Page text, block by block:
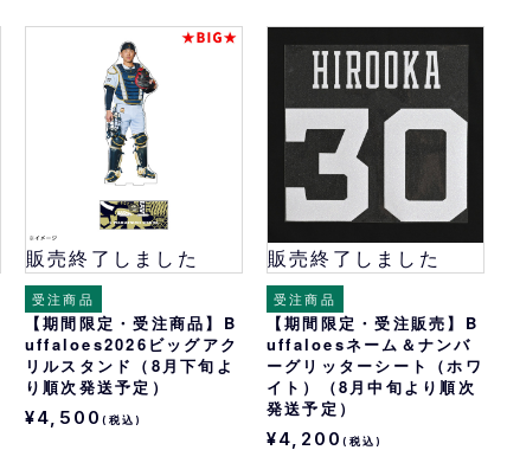
販売終了しました
受注商品
【期間限定・受注商品】B
uffaloes2026ビッグアク
リルスタンド（8月下旬よ
り順次発送予定）
¥4,500(税込)
販売終了しました
受注商品
【期間限定・受注販売】B
uffaloesネーム＆ナンバ
ーグリッターシート（ホワ
イト）（8月中旬より順次
発送予定）
¥4,200(税込)